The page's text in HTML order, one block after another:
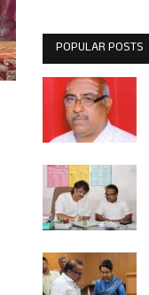
POPULAR POSTS